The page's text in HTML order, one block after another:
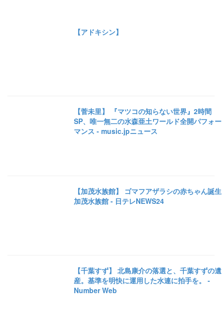
【アドキシン】
【菅未里】 『マツコの知らない世界』2時間
SP、唯一無二の水森亜土ワールド全開パフォー
マンス - music.jpニュース
【加茂水族館】 ゴマフアザラシの赤ちゃん誕生
加茂水族館 - 日テレNEWS24
【千葉すず】 北島康介の落選と、千葉すずの遺
産。基準を明快に運用した水連に拍手を。 -
Number Web